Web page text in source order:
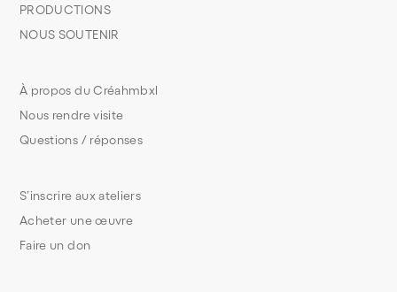
S’inscrire aux ateliers
Acheter une œuvre
Faire un don
À propos du Créahmbxl
Nous rendre visite
Questions / réponses
PRODUCTIONS
NOUS SOUTENIR